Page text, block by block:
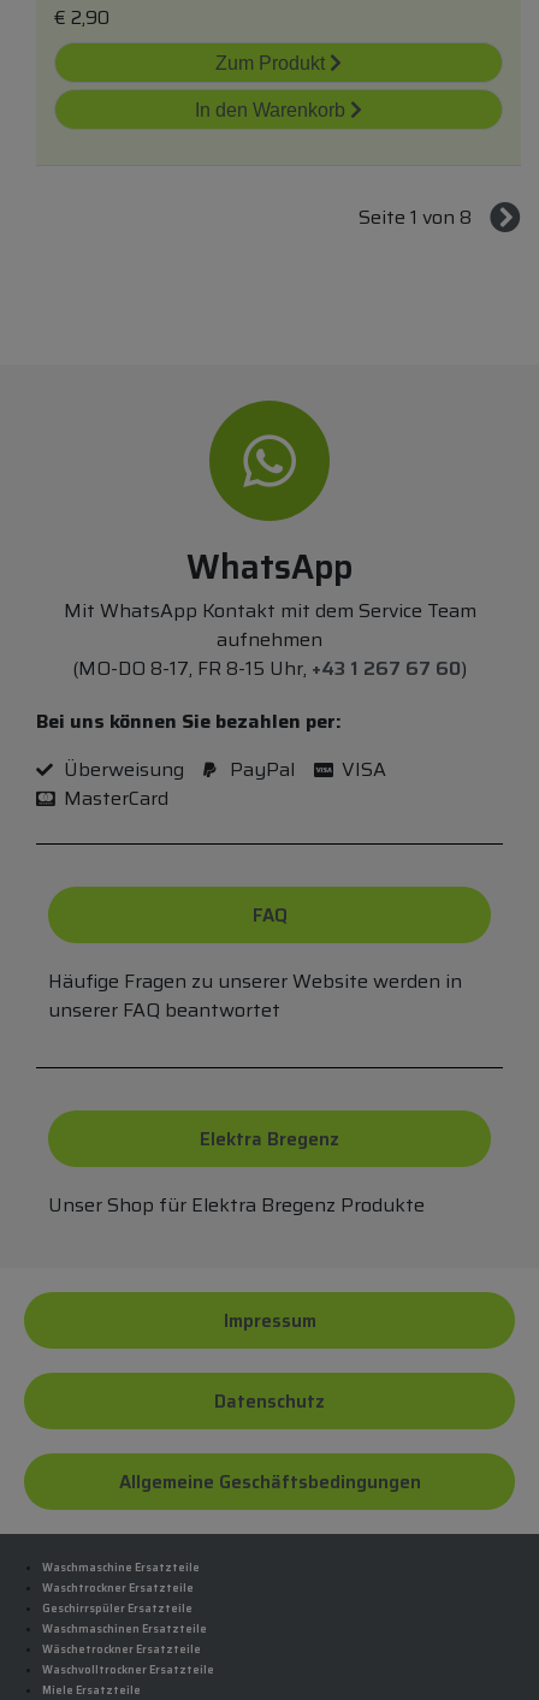
€ 2,90
Zum Produkt
In den Warenkorb
Seite 1 von 8
WhatsApp
Mit WhatsApp Kontakt mit dem Service Team
aufnehmen
(MO-DO 8-17, FR 8-15 Uhr, +43 1 267 67 60)
Bei uns können Sie bezahlen per:
Überweisung
PayPal
VISA
MasterCard
FAQ
Häufige Fragen zu unserer Website werden in
unserer FAQ beantwortet
Elektra Bregenz
Unser Shop für Elektra Bregenz Produkte
Impressum
Datenschutz
Allgemeine Geschäftsbedingungen
Waschmaschine Ersatzteile
Waschtrockner Ersatzteile
Geschirrspüler Ersatzteile
Waschmaschinen Ersatzteile
Wäschetrockner Ersatzteile
Waschvolltrockner Ersatzteile
Miele Ersatzteile